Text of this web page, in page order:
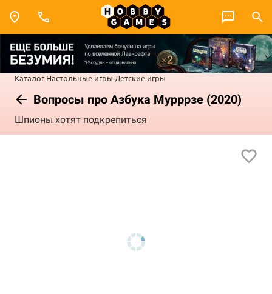
Каталог Настольные игры Детские игры
Вопросы про Азбука Мурррзе (2020)
Шпионы хотят подкрепиться